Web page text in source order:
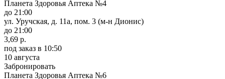
Планета Здоровья Аптека №4
до 21:00
ул. Уручская, д. 11а, пом. 3 (м-н Дионис)
до 21:00
3,69 р.
под заказ в 10:50
10 августа
Забронировать
Планета Здоровья Аптека №6